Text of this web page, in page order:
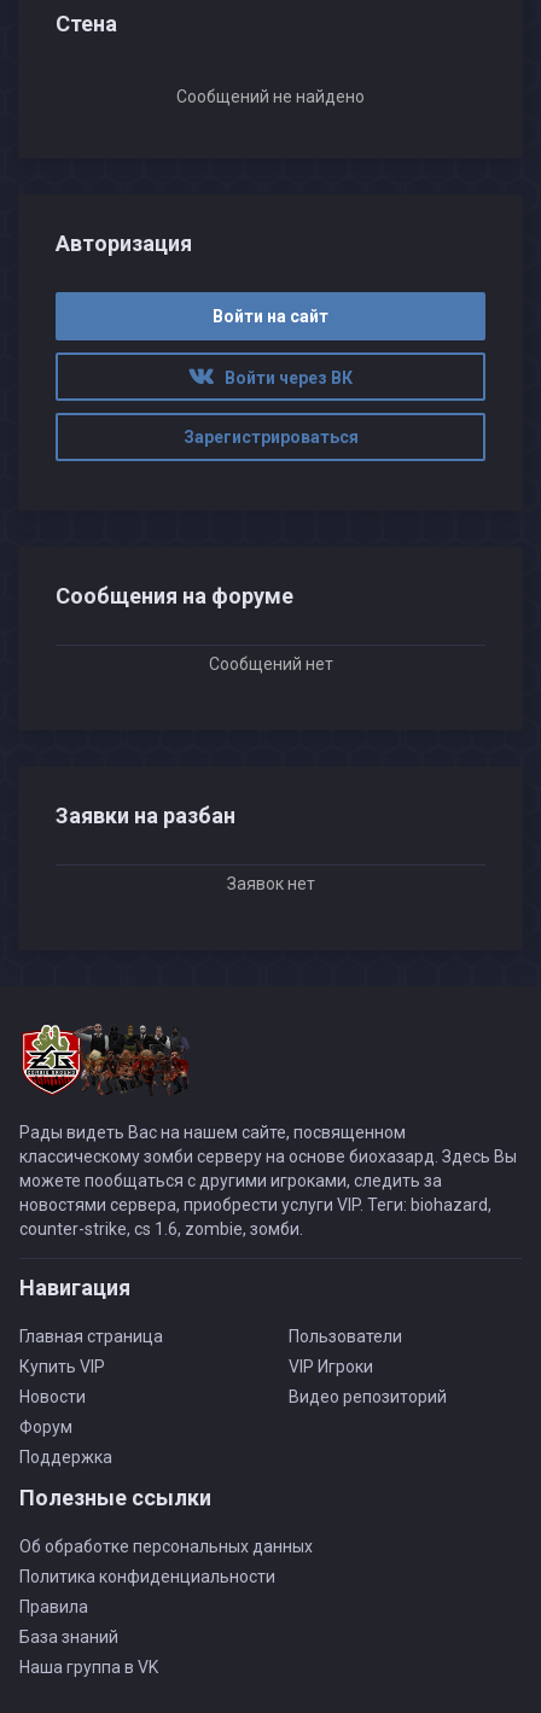
Стена
Сообщений не найдено
Авторизация
Войти на сайт
Войти через ВК
Зарегистрироваться
Сообщения на форуме
Сообщений нет
Заявки на разбан
Заявок нет
Рады видеть Вас на нашем сайте, посвященном
классическому зомби серверу на основе биохазард. Здесь Вы
можете пообщаться с другими игроками, следить за
новостями сервера, приобрести услуги VIP. Теги: biohazard,
counter-strike, cs 1.6, zombie, зомби.
Навигация
Главная страница
Купить VIP
Новости
Форум
Поддержка
Пользователи
VIP Игроки
Видео репозиторий
Полезные ссылки
Об обработке персональных данных
Политика конфиденциальности
Правила
База знаний
Наша группа в VK